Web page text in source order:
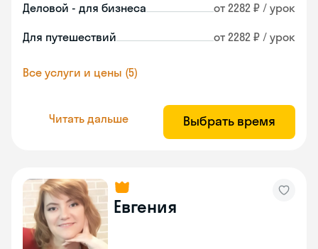
Деловой - для бизнеса от 2282 ₽ / урок
Для путешествий от 2282 ₽ / урок
Все услуги и цены (5)
Читать дальше Выбрать время
Евгения